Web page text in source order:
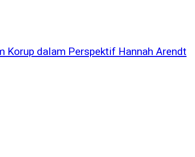
Korup dalam Perspektif Hannah Arendt